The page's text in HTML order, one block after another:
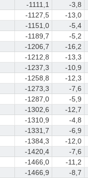
-1111,1
-3,8
-1127,5
-13,0
-1151,0
-5,4
-1189,7
-5,2
-1206,7
-16,2
-1212,8
-13,3
-1237,3
-10,9
-1258,8
-12,3
-1273,3
-7,6
-1287,0
-5,9
-1302,6
-12,7
-1310,9
-4,8
-1331,7
-6,9
-1384,3
-12,0
-1420,4
-7,6
-1466,0
-11,2
-1466,9
-8,7